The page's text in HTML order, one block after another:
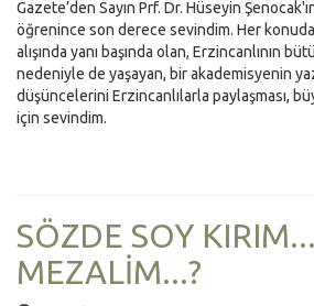
Gazete’den Sayın Prf. Dr. Hüseyin
öğrenince son derece sevindim. Her
alışında yanı başında olan, Erzincanlının
nedeniyle de yaşayan, bir akademisyenin
düşüncelerini Erzincanlılarla paylaşması,
için sevindim.
SÖZDE SOY
MEZALİM...?